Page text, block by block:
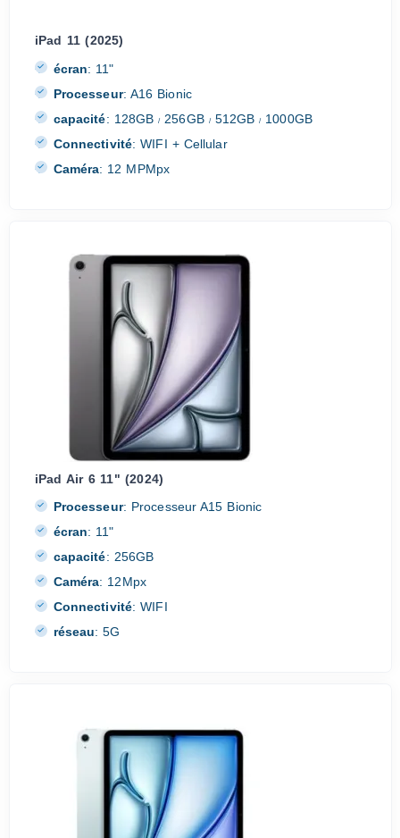
iPad 11 (2025)
écran: 11"
Processeur: A16 Bionic
capacité: 128GB/ 256GB /512GB/ 1000GB
Connectivité: WIFI + Cellular
Caméra: 12 MPMpx
iPad Air 6 11" (2024)
Processeur: Processeur A15 Bionic
écran: 11"
capacité: 256GB
Caméra: 12Mpx
Connectivité: WIFI
réseau: 5G